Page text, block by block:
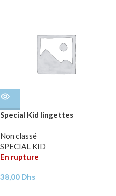
Special Kid lingettes
Non classé
SPECIAL KID
En rupture
38,00 Dhs